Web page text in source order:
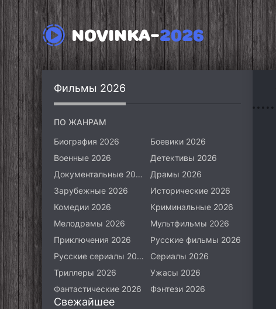
NOVINKA-2026
Фильмы 2026
ПО ЖАНРАМ
Биография 2026
Боевики 2026
Военные 2026
Детективы 2026
Документальные 2026
Драмы 2026
Зарубежные 2026
Исторические 2026
Комедии 2026
Криминальные 2026
Мелодрамы 2026
Мультфильмы 2026
Приключения 2026
Русские фильмы 2026
Русские сериалы 2026
Сериалы 2026
Триллеры 2026
Ужасы 2026
Фантастические 2026
Фэнтези 2026
Свежайшее